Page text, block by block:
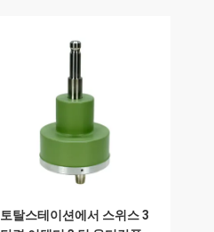
토탈스테이션에서 스위스 3